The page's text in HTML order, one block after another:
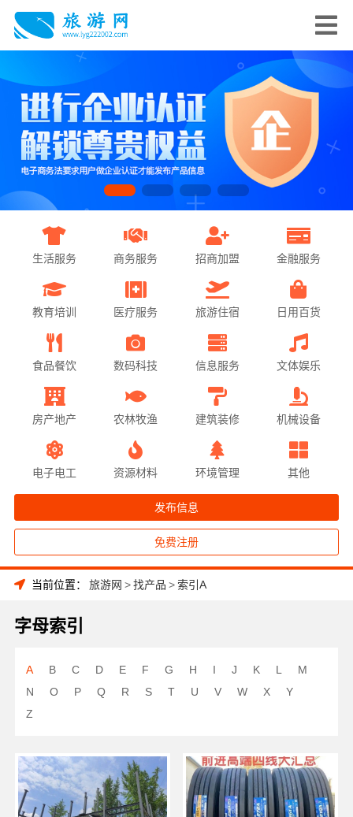
生活服务 商务服务 招商加盟 金融服务
教育培训 医疗服务 旅游住宿 日用百货
食品餐饮 数码科技 信息服务 文体娱乐
房产地产 农林牧渔 建筑装修 机械设备
电子电工 资源材料 环境管理 其他
发布信息
免费注册
当前位置： 旅游网 >找产品 > 索引A
字母索引
A B C D E F G H I J K L
M
N
O P Q R S T U V W X
Y
Z